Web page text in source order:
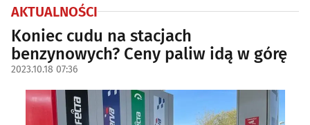
AKTUALNOŚCI
Koniec cudu na stacjach
benzynowych? Ceny paliw idą w górę
2023.10.18 07:36